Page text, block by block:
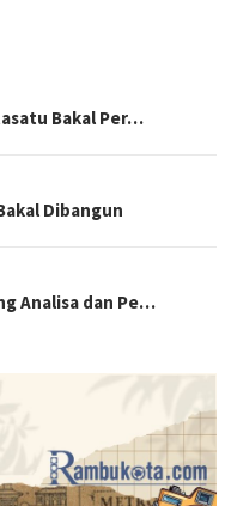
Bakal Per…
Dibangun
Analisa dan Pe…